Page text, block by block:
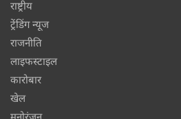
राष्ट्रीय
ट्रेंडिंग न्यूज
राजनीति
लाइफस्टाइल
कारोबार
खेल